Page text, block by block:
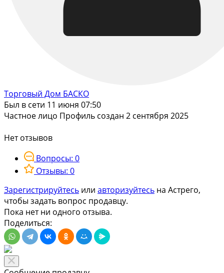
Торговый Дом БАСКО
Был в сети 11 июня 07:50
Частное лицо Профиль создан 2 сентября 2025
Нет отзывов
Вопросы: 0
Отзывы: 0
Зарегистрируйтесь или авторизуйтесь на Астрего,
чтобы задать вопрос продавцу.
Пока нет ни одного отзыва.
Поделиться: